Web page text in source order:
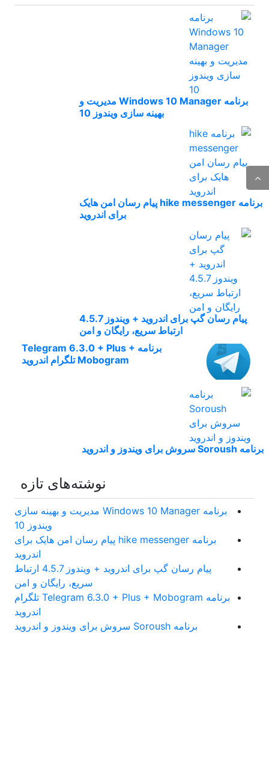
برنامه Windows 10 Manager مدیریت و
بهینه سازی ویندوز 10
برنامه hike messenger پیام‌ رسان‌ امن هایک
برای اندروید
پیام رسان گپ برای اندروید + ویندوز 4.5.7
ارتباط سریع، رایگان و امن
برنامه Telegram 6.3.0 + Plus +
Mobogram تلگرام اندروید
برنامه Soroush سروش برای ویندوز و اندروید
نوشته‌های تازه
برنامه Windows 10 Manager مدیریت و بهینه سازی
ویندوز 10
برنامه hike messenger پیام‌ رسان‌ امن هایک برای
اندروید
پیام رسان گپ برای اندروید + ویندوز 4.5.7 ارتباط
سریع، رایگان و امن
برنامه Telegram 6.3.0 + Plus + Mobogram تلگرام
اندروید
برنامه Soroush سروش برای ویندوز و اندروید